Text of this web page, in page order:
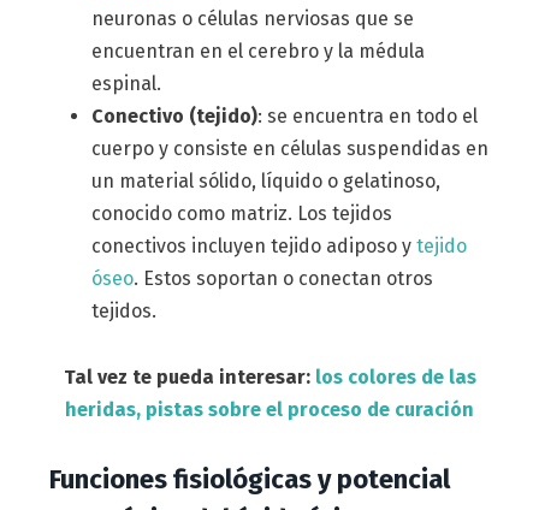
neuronas o células nerviosas que se
encuentran en el cerebro y la médula
espinal.
Conectivo (tejido): se encuentra en todo el
cuerpo y consiste en células suspendidas en
un material sólido, líquido o gelatinoso,
conocido como matriz. Los tejidos
conectivos incluyen tejido adiposo y tejido
óseo. Estos soportan o conectan otros
tejidos.
Tal vez te pueda interesar: los colores de las
heridas, pistas sobre el proceso de curación
Funciones fisiológicas y potencial